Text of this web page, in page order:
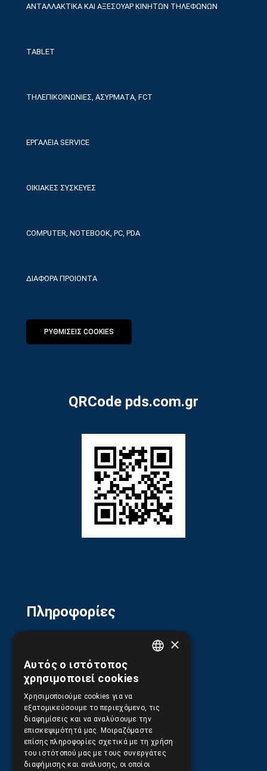
ΑΝΤΑΛΛΑΚΤΙΚΑ ΚΑΙ ΑΞΕΣΟΥΑΡ ΚΙΝΗΤΩΝ ΤΗΛΕΦΩΝΩΝ
TABLET
ΤΗΛΕΠΙΚΟΙΝΩΝΙΕΣ, ΑΣΥΡΜΑΤΑ, FCT
ΕΡΓΑΛΕΙΑ SERVICE
ΟΙΚΙΑΚΕΣ ΣΥΣΚΕΥΕΣ
COMPUTER, NOTEBOOK, PC, PDA
ΔΙΑΦΟΡΑ ΠΡΟΙΟΝΤΑ
ΡΥΘΜΙΣΕΙΣ COOKIES
QRCode pds.com.gr
Πληροφορίες
Πολιτική Απορρήτου
Ασφάλεια Συναλλαγών
×
Αυτός ο ιστότοπος
χρησιμοποιεί cookies
Χρησιμοποιούμε cookies για να
εξατομικεύσουμε το περιεχόμενο, τις
διαφημίσεις και να αναλύσουμε την
επισκεψιμότητά μας. Μοιραζόμαστε
επίσης πληροφορίες σχετικά με τη χρήση
του ιστότοπού μας με τους συνεργάτες
διαφήμισης και ανάλυσης, οι οποίοι